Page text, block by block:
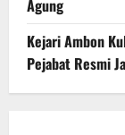
Agung
Kejari Ambon
Pejabat Resmi